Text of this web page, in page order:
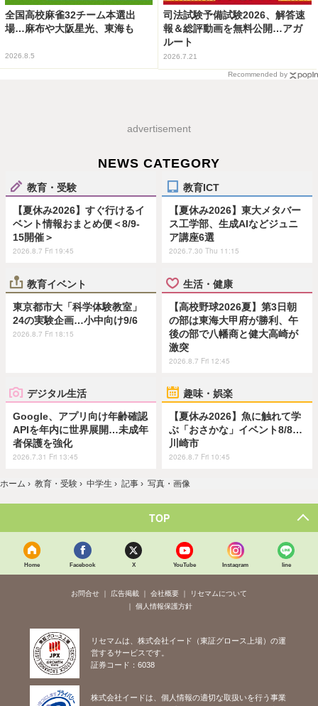
全国高校麻雀32チーム本選出
場…麻布や大阪星光、東海も
2026.8.5
司法試験予備試験2026、解答速
報＆総評動画を無料公開…アガ
ルート
2026.7.21
Recommended by
advertisement
NEWS CATEGORY
教育・受験
【夏休み2026】すぐ行けるイ
ベント情報おまとめ便＜8/9-
15開催＞
2026.8.7 Fri 19:45
教育ICT
【夏休み2026】東大メタバー
ス工学部、生成AIなどジュニ
ア講座6選
2026.7.30 Thu 11:15
教育イベント
東京都市大「科学体験教室」
24の実験企画…小中向け9/6
2026.8.7 Fri 18:15
生活・健康
【高校野球2026夏】第3日朝
の部は東海大甲府が勝利、午
後の部で八幡商と健大高崎が
激突
2026.8.7 Fri 12:45
デジタル生活
Google、アプリ向け年齢確認
APIを年内に世界展開…未成年
者保護を強化
2026.7.31 Fri 13:45
趣味・娯楽
【夏休み2026】魚に触れて学
ぶ「おさかな」イベント8/8…
川崎市
2026.8.7 Fri 10:45
ホーム › 教育・受験 › 中学生 › 記事 › 写真・画像
TOP
Home Facebook X YouTube Instagram line
お問合せ 広告掲載 会社概要
リセマムについて
個人情報保護方針
リセマムは、株式会社イード（東証グロース上場）の運
営するサービスです。
証券コード：6038
株式会社イードは、個人情報の適切な取扱いを行う事業